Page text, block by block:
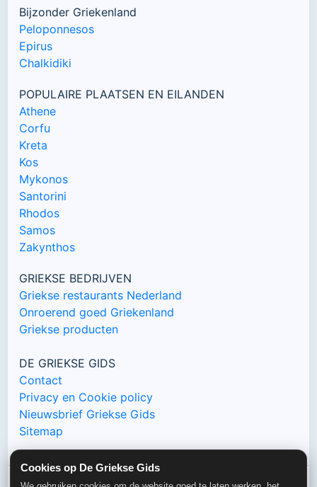
Cookies op De Griekse Gids
Bijzonder Griekenland
Peloponnesos
Epirus
Chalkidiki
POPULAIRE PLAATSEN EN EILANDEN
Athene
Corfu
Kreta
Kos
Mykonos
Santorini
Rhodos
Samos
Zakynthos
GRIEKSE BEDRIJVEN
Griekse restaurants Nederland
Onroerend goed Griekenland
Griekse producten
DE GRIEKSE GIDS
Contact
Privacy en Cookie policy
Nieuwsbrief Griekse Gids
Sitemap